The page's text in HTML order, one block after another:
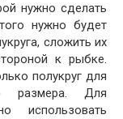
нужно сделать
нужно будет
сложить их
к рыбке.
полукруг для
размера. Для
использовать